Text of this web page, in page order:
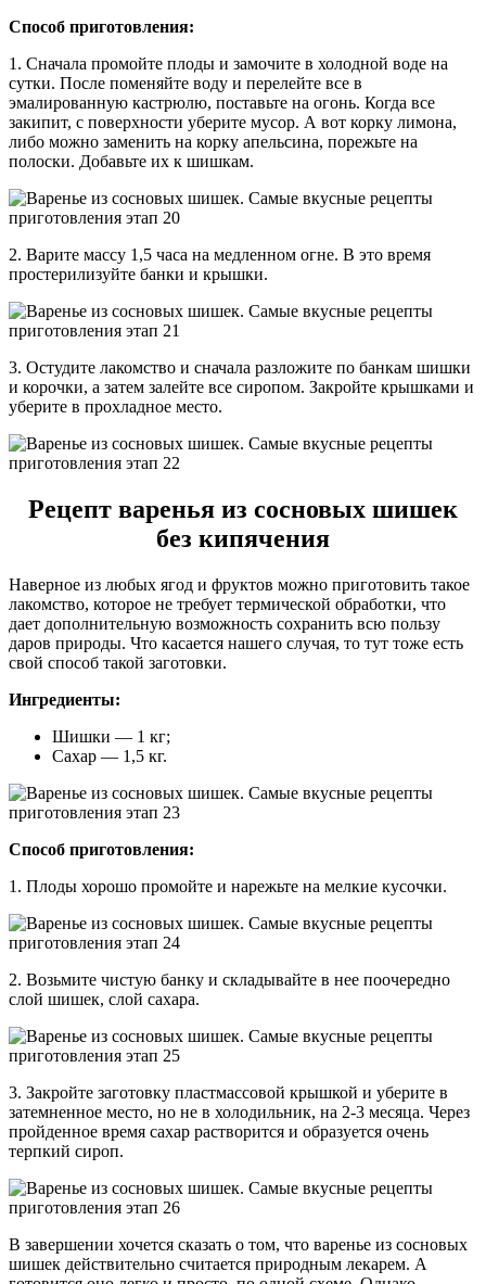
Способ приготовления:
1. Сначала промойте плоды и замочите в холодной воде на
сутки. После поменяйте воду и перелейте все в
эмалированную кастрюлю, поставьте на огонь. Когда все
закипит, с поверхности уберите мусор. А вот корку лимона,
либо можно заменить на корку апельсина, порежьте на
полоски. Добавьте их к шишкам.
2. Варите массу 1,5 часа на медленном огне. В это время
простерилизуйте банки и крышки.
3. Остудите лакомство и сначала разложите по банкам шишки
и корочки, а затем залейте все сиропом. Закройте крышками и
уберите в прохладное место.
Рецепт варенья из сосновых шишек
без кипячения
Наверное из любых ягод и фруктов можно приготовить такое
лакомство, которое не требует термической обработки, что
дает дополнительную возможность сохранить всю пользу
даров природы. Что касается нашего случая, то тут тоже есть
свой способ такой заготовки.
Ингредиенты:
Шишки — 1 кг;
Сахар — 1,5 кг.
Способ приготовления:
1. Плоды хорошо промойте и нарежьте на мелкие кусочки.
2. Возьмите чистую банку и складывайте в нее поочередно
слой шишек, слой сахара.
3. Закройте заготовку пластмассовой крышкой и уберите в
затемненное место, но не в холодильник, на 2-3 месяца. Через
пройденное время сахар растворится и образуется очень
терпкий сироп.
В завершении хочется сказать о том, что варенье из сосновых
шишек действительно считается природным лекарем. А